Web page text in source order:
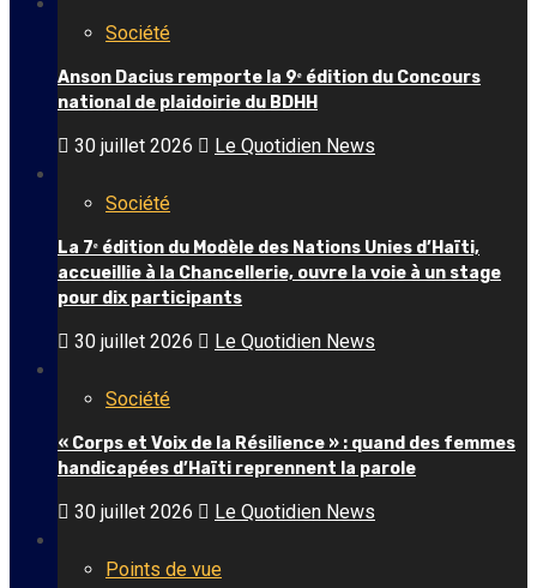
Société
Anson Dacius remporte la 9ᵉ édition du Concours
national de plaidoirie du BDHH
30 juillet 2026 Le Quotidien News
Société
La 7ᵉ édition du Modèle des Nations Unies d’Haïti,
accueillie à la Chancellerie, ouvre la voie à un stage
pour dix participants
30 juillet 2026 Le Quotidien News
Société
« Corps et Voix de la Résilience » : quand des femmes
handicapées d’Haïti reprennent la parole
30 juillet 2026 Le Quotidien News
Points de vue